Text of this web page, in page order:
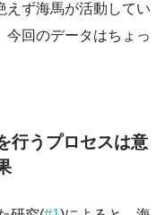
えず海馬が活動してい
今回のデータはちょっ
行うプロセスは意